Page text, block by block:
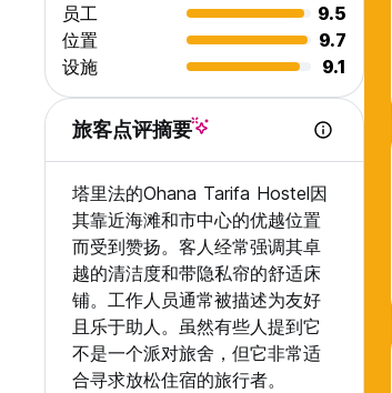
如果预计在接待时间以外抵达，预订的客户必须
根据禁烟法，场所内禁止吸烟。否则，酒店保留
禁止在客房内饮用酒精饮料、食物和麻醉品。否则
顾客不得赤裸上身穿过公共区域，并保持浴室和
7 岁以下的儿童无法入住，18 岁以下的儿童只能
请尽可能保持房间和公共区域干净整洁，以实现更
请尽可能关闭房间的灯光，您可以使用每张床的单
如需洗衣服务，请咨询前台是否有空位。
员工
9.5
位置
9.7
设施
9.1
旅客点评摘要
塔里法的Ohana Tarifa Hostel因
其靠近海滩和市中心的优越位置
而受到赞扬。客人经常强调其卓
越的清洁度和带隐私帘的舒适床
铺。工作人员通常被描述为友好
且乐于助人。虽然有些人提到它
不是一个派对旅舍，但它非常适
合寻求放松住宿的旅行者。